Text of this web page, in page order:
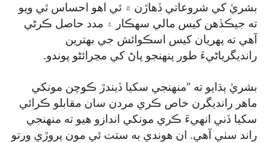
بشريٰ کي شروعاتي ڏهاڙن ۾ ئي اهو احساس ٿي ويو
ته جيڪڏهن کيس مالي سهڪار ۽ مدد حاصل ڪرڻي
آهي ته پهريان کيس اسڪوائش جي بهترين
رانديگرياڻيءَ طور پنهنجو پاڻ کي مڃرائڻو پوندو.
بشريٰ ٻڌايو ته ”منهنجي سکيا ڏيندڙ ڪوچن مونکي
ماهر رانديگرن خاص ڪري مردن سان مقابلو ڪرائي
سکيا ڏني انهيءَ ڪري مونکي اندازو هيو ته منهنجي
راند سٺي آهي. ان هوندي به ستت ئي مون پروڙي ورتو